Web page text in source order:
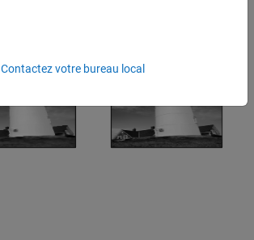
Contactez votre bureau local